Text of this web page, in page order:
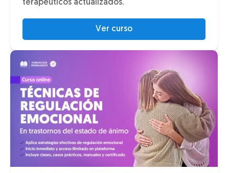
terapéuticos actualizados.
Ver curso